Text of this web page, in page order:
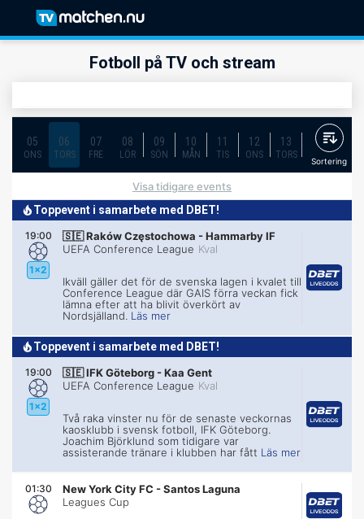
Fotboll på TV och stream
05
ONS
06
TORS
07
FRE
08
LÖR
09
SÖN
10
MÅN
11
TIS
12
ONS
13
TORS
14
FRE
Sortering
Visa tidigare events
Toppevent i samarbete med DBET!
19:00
1x2
🇸🇪Raków Częstochowa -Hammarby IF
UEFA Conference League Kval
Ikväll gäller det för de svenska lagen i kvalet till
Conference League där GAIS förra veckan fick
lämna efter att ha blivit överkört av
Nordsjälland. Läs mer
Toppevent i samarbete med DBET!
19:00
1x2
🇸🇪IFK Göteborg -Kaa Gent
UEFA Conference League Kval
Två raka vinster nu för de senaste veckornas
kaosklubb i svensk fotboll, IFK Göteborg.
Joachim Björklund som tidigare var
assisterande tränare i klubben har fått Läs mer
01:30 New York City FC -Santos Laguna
Leagues Cup